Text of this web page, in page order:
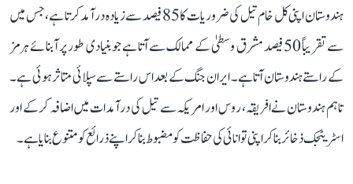
ہندوستان اپنی کل خام تیل کی ضروریات کا 85 فیصد سے زیادہ درآمد کرتا ہے، جس میں
سے تقریباً 50 فیصد مشرق وسطیٰ کے ممالک سے آتا ہے جو بنیادی طور پر آبنائے ہرمز
کے راستے ہندوستان آتا ہے۔ ایران جنگ کے بعد اس راستے سے سپلائی متاثر ہوئی ہے۔
تاہم ہندوستان نے افریقہ، روس اور امریکہ سے تیل کی درآمدات میں اضافہ کرکے اور
اسٹریٹجک ذخائر بنا کر اپنی توانائی کی حفاظت کو مضبوط بنا کر اپنے ذرائع کو متنوع بنایا ہے۔